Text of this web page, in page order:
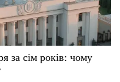
за сім років: чому